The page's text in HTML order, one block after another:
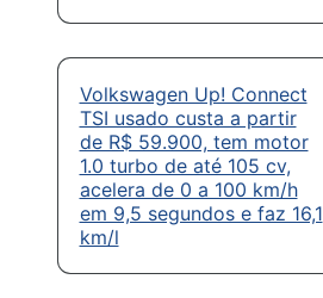
Volkswagen Up! Connect
TSI usado custa a partir
de R$ 59.900, tem motor
1.0 turbo de até 105 cv,
acelera de 0 a 100 km/h
em 9,5 segundos e faz 16,1
km/l